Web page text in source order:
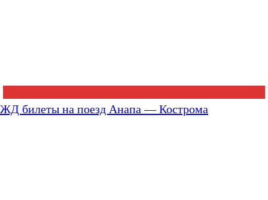
ЖД билеты на поезд Анапа — Кострома